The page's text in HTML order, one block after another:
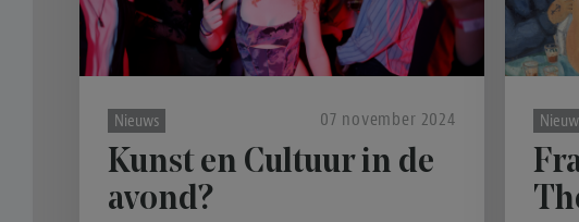
Nieuws 07 november 2024
Kunst en Cultuur in de
avond?